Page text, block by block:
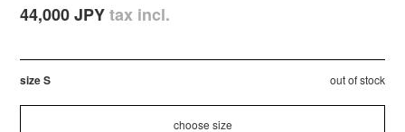
44,000 JPYtax incl.
size S out of stock